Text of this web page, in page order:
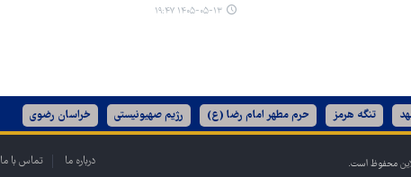
۱۴۰۵-۰۵-۱۳ ۱۹:۴۷
تنگه هرمز حرم مطهر امام رضا (ع) رژیم صهیونیستی خراسان رضوی
محفوظ است.
درباره ما تماس با ما